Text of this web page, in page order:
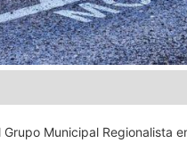
Municipal Regionalista